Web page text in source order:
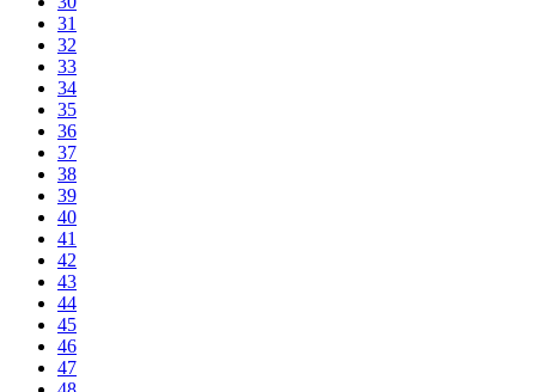
31
32
33
34
35
36
37
38
39
40
41
42
43
44
45
46
47